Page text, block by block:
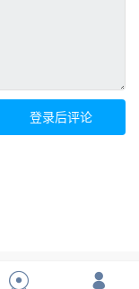
登录后评论
 